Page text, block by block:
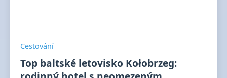
Cestování
Top baltské letovisko Kołobrzeg: